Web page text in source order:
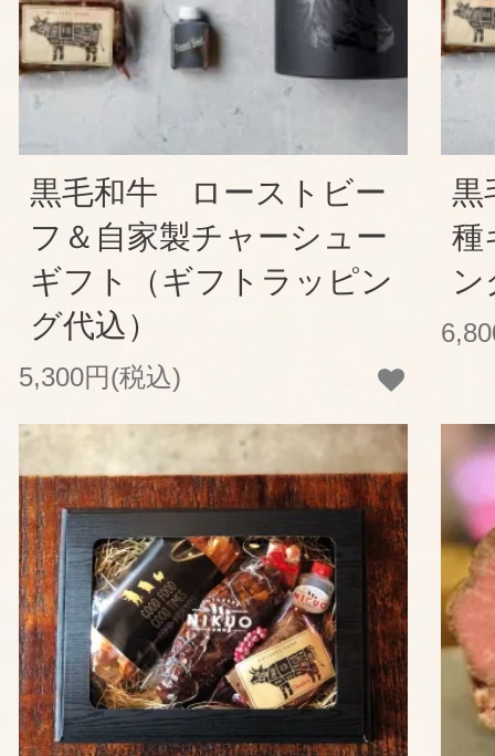
黒毛和牛 ローストビー
フ＆自家製チャーシュー
ギフト（ギフトラッピン
グ代込）
5,300円(税込)
黒
種
ン